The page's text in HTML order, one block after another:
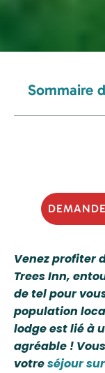
Venez profiter
Trees Inn,
de tel pour
population
lodge est lié à
agréable !
votreséjour
Sommaire